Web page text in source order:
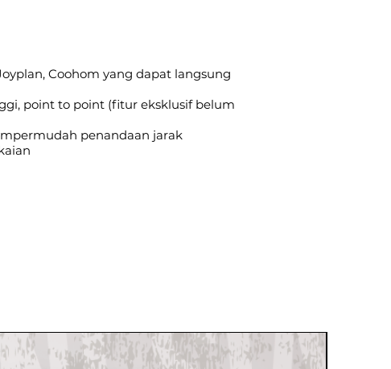
Coohom yang dapat langsung
point to point (fitur eksklusif belum
penandaan jarak